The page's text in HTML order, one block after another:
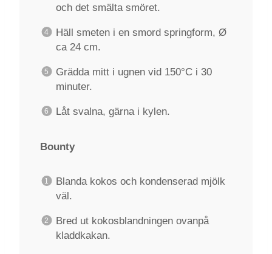
och det smälta smöret.
Häll smeten i en smord springform, Ø
ca 24 cm.
Grädda mitt i ugnen vid 150°C i 30
minuter.
Låt svalna, gärna i kylen.
Bounty
Blanda kokos och kondenserad mjölk
väl.
Bred ut kokosblandningen ovanpå
kladdkakan.